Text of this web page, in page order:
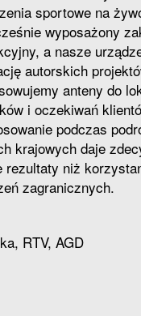
sportowe na
wyposażony
a nasze
autorskich
anteny do
i oczekiwań
podczas
krajowych daje
rezultaty niż
zagranicznych.
RTV, AGD